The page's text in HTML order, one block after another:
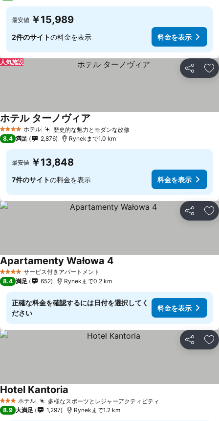
最安値 ￥15,989
2件のサイトの料金を表示 料金を表示
シェア お
人気施設
4 ホテルのランク
ホテル 歴史的な魅力とモダンな改修
ホテル ターノヴィア
8.4 満足 2,876 Rynekまで1.0 km
最安値 ￥13,848
7件のサイトの料金を表示 料金を表示
シェア お
4 ホテルのランクサービス付きアパートメント
Apartamenty Wałowa 4
8.4 満足 652 Rynekまで0.2 km
正確な料金を確認するには日付を選択してく
ださい
料金を表示
シェア お
3 ホテルのランク
ホテル 多様なスポーツとレジャーアクティビティ
Hotel Kantoria
8.9 大満足 1,297 Rynekまで1.2 km